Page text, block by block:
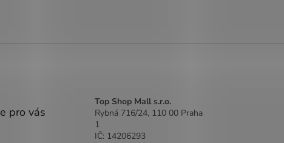
pro vás
Top Shop Mall s.r.o.
Rybná 716/24, 110 00 Praha
1
IČ: 14206293